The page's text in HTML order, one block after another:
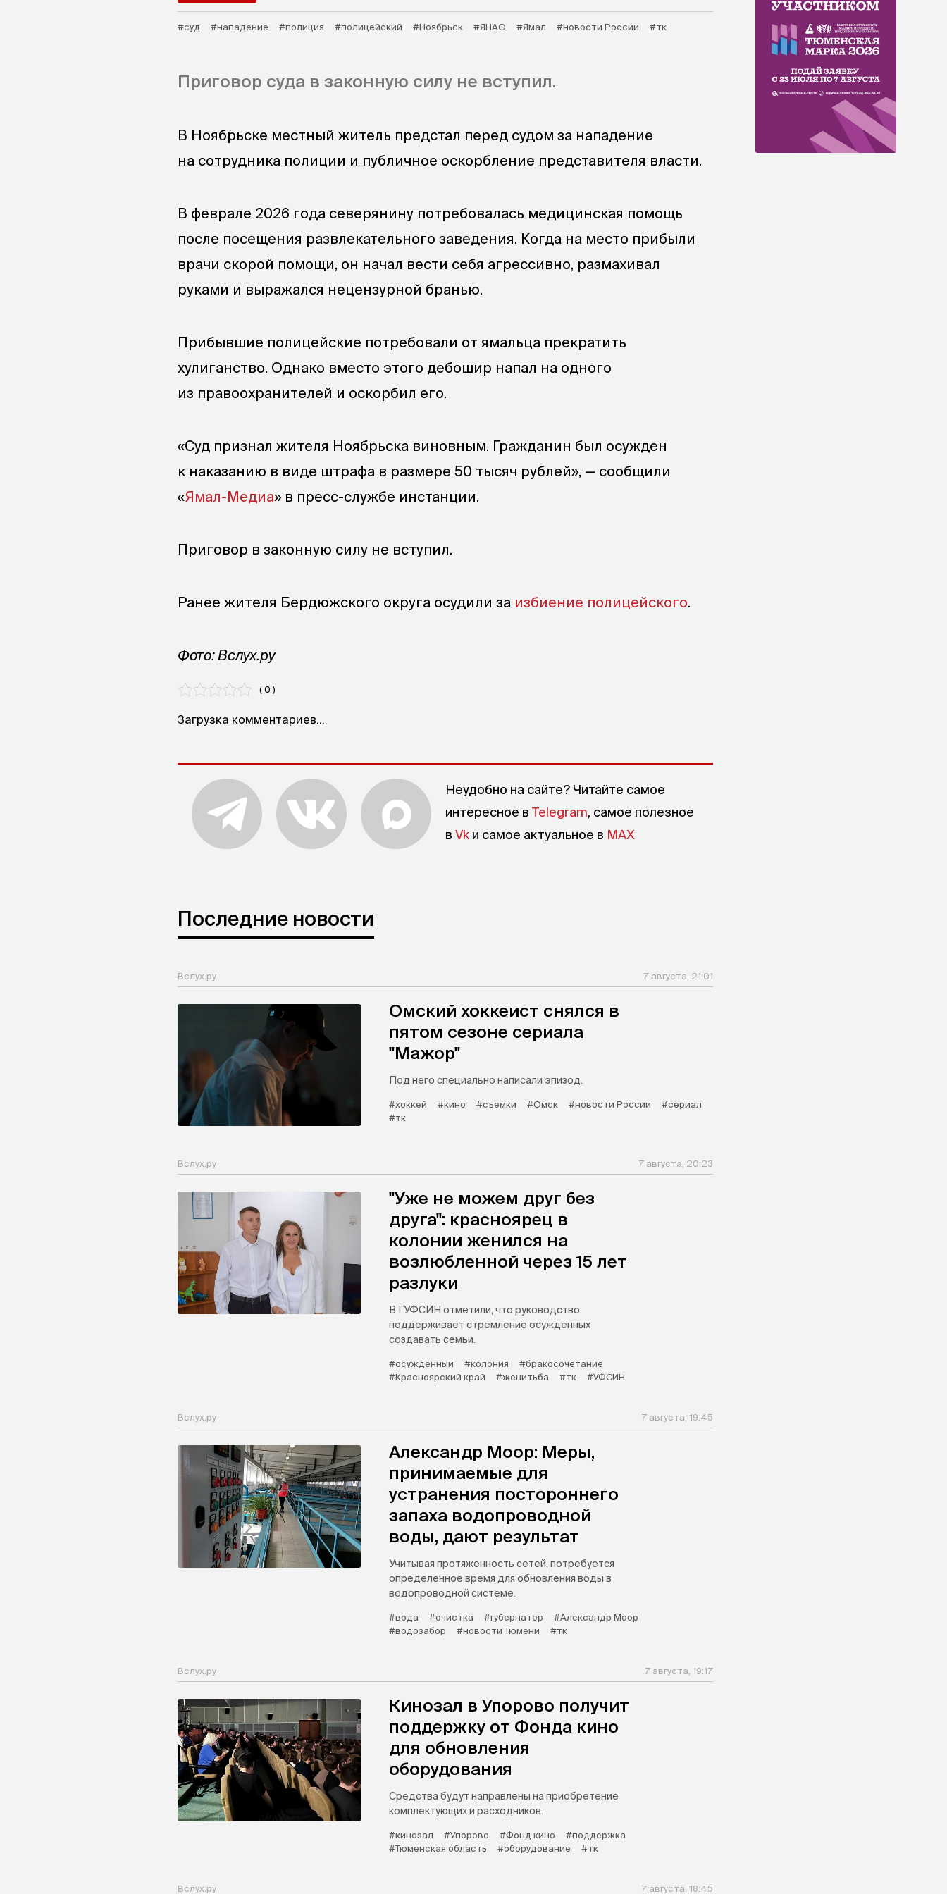
#суд #нападение #полиция #полицейский #Ноябрьск #ЯНАО #Ямал #новости России #тк
Приговор суда в законную силу не вступил.
В Ноябрьске местный житель предстал перед судом за нападение
на сотрудника полиции и публичное оскорбление представителя власти.
В феврале 2026 года северянину потребовалась медицинская помощь
после посещения развлекательного заведения. Когда на место прибыли
врачи скорой помощи, он начал вести себя агрессивно, размахивал
руками и выражался нецензурной бранью.
Прибывшие полицейские потребовали от ямальца прекратить
хулиганство. Однако вместо этого дебошир напал на одного
из правоохранителей и оскорбил его.
«Суд признал жителя Ноябрьска виновным. Гражданин был осужден
к наказанию в виде штрафа в размере 50 тысяч рублей», — сообщили
«Ямал-Медиа» в пресс-службе инстанции.
Приговор в законную силу не вступил.
Ранее жителя Бердюжского округа осудили за избиение полицейского.
Фото: Вслух.ру
( 0 )
Загрузка комментариев...
Неудобно на сайте? Читайте самое
интересное в Telegram, самое полезное
в Vk и самое актуальное в MAX
Последние новости
Вслух.ру 7 августа, 21:01
Омский хоккеист снялся в
пятом сезоне сериала
"Мажор"
Под него специально написали эпизод.
#хоккей #кино #съемки #Омск #новости России
#сериал
#тк
Вслух.ру 7 августа, 20:23
"Уже не можем друг без
друга": красноярец в
колонии женился на
возлюбленной через 15 лет
разлуки
В ГУФСИН отметили, что руководство
поддерживает стремление осужденных
создавать семьи.
#осужденный #колония
#бракосочетание
#Красноярский край
#женитьба #тк #УФСИН
Вслух.ру 7 августа, 19:45
Александр Моор: Меры,
принимаемые для
устранения постороннего
запаха водопроводной
воды, дают результат
Учитывая протяженность сетей, потребуется
определенное время для обновления воды в
водопроводной системе.
#вода #очистка #губернатор
#Александр Моор
#водозабор
#новости Тюмени #тк
Вслух.ру 7 августа, 19:17
Кинозал в Упорово получит
поддержку от Фонда кино
для обновления
оборудования
Средства будут направлены на приобретение
комплектующих и расходников.
#кинозал #Упорово #Фонд кино
#поддержка
#Тюменская область
#оборудование #тк
Вслух.ру 7 августа, 18:45